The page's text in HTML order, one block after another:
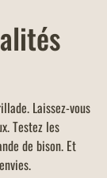
Laissez-vous
Testez les
de bison. Et